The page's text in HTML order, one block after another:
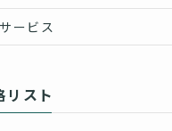
ービス
リスト